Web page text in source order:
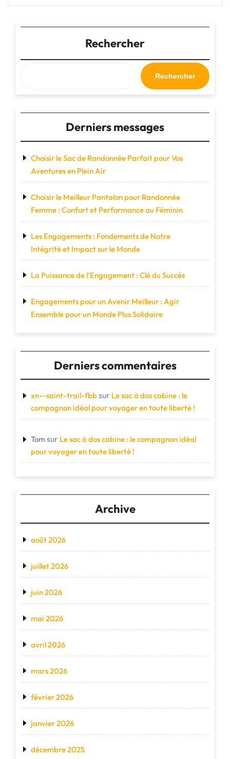
de
:
l’essentiel
pour
une
course
en
Rechercher
Rechercher
Derniers messages
Choisir le Sac de Randonnée Parfait pour Vos
Aventures en Plein Air
Choisir le Meilleur Pantalon pour Randonnée
Femme : Confort et Performance au Féminin
Les Engagements : Fondements de Notre
Intégrité et Impact sur le Monde
La Puissance de l’Engagement : Clé du Succès
Engagements pour un Avenir Meilleur : Agir
Ensemble pour un Monde Plus Solidaire
Derniers commentaires
xn--saint-trail-fbbsur Le sac à dos cabine : le
compagnon idéal pour voyager en toute liberté !
Tom sur Le sac à dos cabine : le compagnon idéal
pour voyager en toute liberté !
Archive
août 2026
juillet 2026
juin 2026
mai 2026
avril 2026
mars 2026
février 2026
janvier 2026
décembre 2025